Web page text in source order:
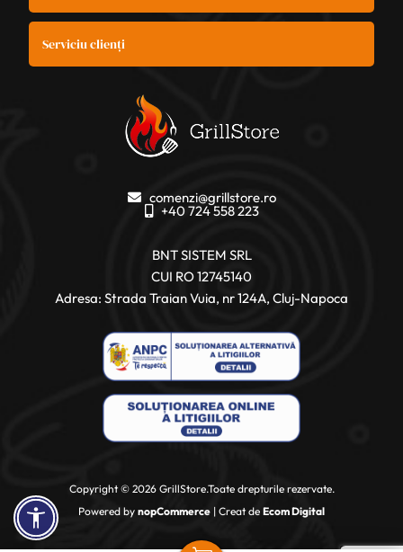
Serviciu clienți
comenzi@grillstore.ro
+40 724 558 223
BNT SISTEM SRL
CUI RO 12745140
Adresa: Strada Traian Vuia, nr 124A, Cluj-Napoca
Copyright © 2026 GrillStore.Toate drepturile rezervate.
Powered by nopCommerce | Creat de Ecom Digital